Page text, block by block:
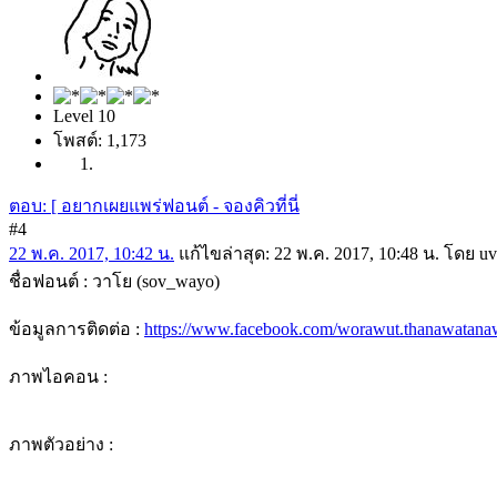
Level 10
โพสต์: 1,173
ตอบ: [ อยากเผยแพร่ฟอนต์ - จองคิวที่นี่
#4
22 พ.ค. 2017, 10:42 น. แก้ไขล่าสุด: 22 พ.ค. 2017, 10:48 น. โดย
ชื่อฟอนต์ : วาโย (sov_wayo)
ข้อมูลการติดต่อ : https://www.facebook.com/
ภาพไอคอน :
ภาพตัวอย่าง :